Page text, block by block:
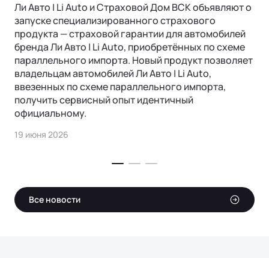
Ли Авто | Li Auto и Страховой Дом ВСК объявляют о
запуске специализированного страхового
продукта — страховой гарантии для автомобилей
бренда Ли Авто | Li Auto, приобретённых по схеме
параллельного импорта. Новый продукт позволяет
владельцам автомобилей Ли Авто | Li Auto,
ввезенных по схеме параллельного импорта,
получить сервисный опыт идентичный
официальному.
19 июня 2026
Все новости